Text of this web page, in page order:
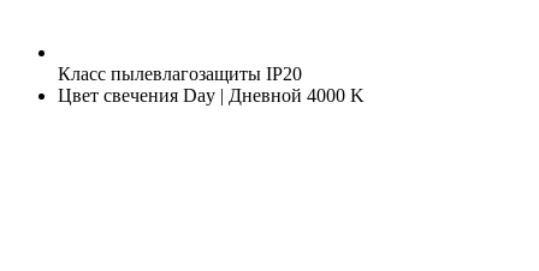
Класс пылевлагозащиты IP20
Цвет свечения Day | Дневной 4000 K